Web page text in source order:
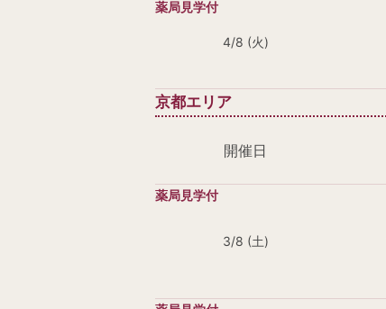
4/8 (火)
京都エリア
開催日
3/8 (土)